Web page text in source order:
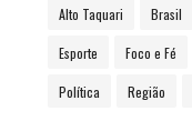
Alto Taquari Brasil
Esporte Foco e Fé
Política Região